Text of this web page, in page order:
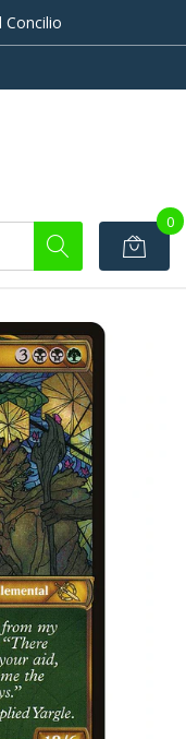
Concilio
0